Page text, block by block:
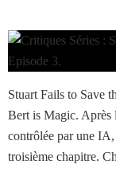
Stuart Fails to Save
Bert is Magic. Après
contrôlée par une
troisième chapitre.